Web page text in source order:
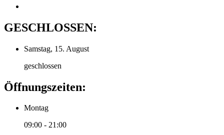
GESCHLOSSEN:
Samstag, 15. August
geschlossen
Öffnungszeiten:
Montag
09:00 - 21:00